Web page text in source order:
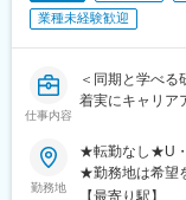
駅(滋賀県)、大
駅(地下鉄)、布
駅(ＪＲ線)、手
木駅、和歌山
駅、出雲市駅、
橋駅、南行橋駅
西大分駅、熊本
業種未経験歓迎
仕事内容
＜同期と学べる
着実にキャリア
勤務地
★転勤なし★U・
★勤務地は希望
生活圏を変え